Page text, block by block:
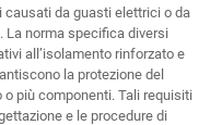
causati da guasti elettrici o da
La norma specifica diversi
all’isolamento rinforzato e
la protezione del
più componenti. Tali requisiti
e le procedure di